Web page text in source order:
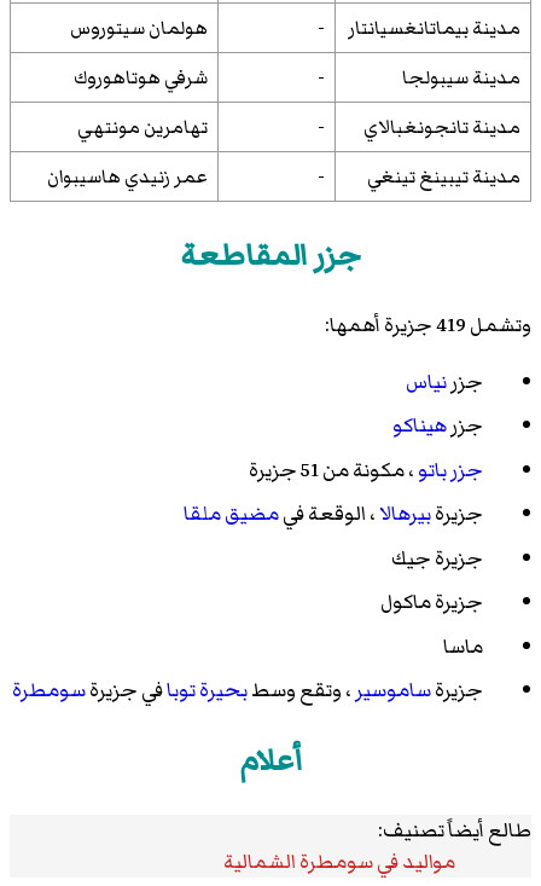
مدينة بيماتانغسيانتار -
هولمان سيتوروس
مدينة سيبولجا
-
شرفي هوتاهوروك
مدينة تانجونغبالاي
-
تهامرين مونتهي
مدينة تيبينغ تينغي
- عمر زنيدي هاسيبوان
جزر المقاطعة
وتشمل 419 جزيرة أهمها:
جزرنياس
جزرهيناكو
جزر باتو، مكونة من 51 جزيرة
جزيرةبيرهالا، الوقعة فيمضيق ملقا
جزيرة جيك
جزيرة ماكول
ماسا
جزيرةساموسير، وتقع وسطبحيرة توبافي جزيرةسومطرة
أعلام
طالع أيضاً تصنيف:
مواليد في سومطرة الشمالية